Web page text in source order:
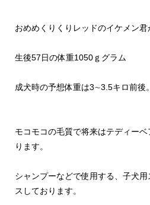
おめめくりくりレッドのイケメン君
生後57日の体重1050ｇグラム
成犬時の予想体重は3∼3.5キロ前後。
モコモコの毛質で将来はテディー
ります。
シャンプーなどで使用する、子犬
スしております。